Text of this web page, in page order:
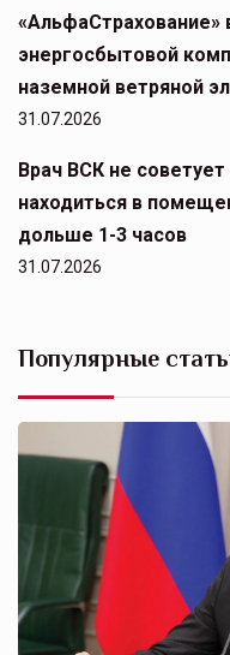
«АльфаСтрахование»
энергосбытовой
наземной ветряной
31.07.2026
Врач ВСК не
находиться в
дольше 1-3 часов
31.07.2026
Популярные